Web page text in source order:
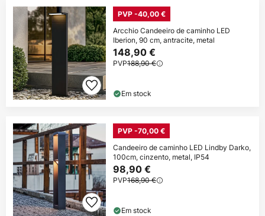
PVP -40,00 €
Arcchio Candeeiro de caminho LED
Iberion, 90 cm, antracite, metal
148,90 €
PVP188,90 €
Em stock
PVP -70,00 €
Candeeiro de caminho LED Lindby Darko,
100cm, cinzento, metal, IP54
98,90 €
PVP168,90 €
Em stock